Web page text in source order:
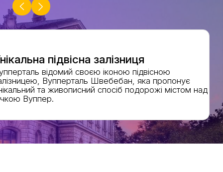
підвісна залізниця
відомий своєю іконою підвісною
Вупперталь Швебебан, яка пропонує
та живописний спосіб подорожі містом над
Вуппер.